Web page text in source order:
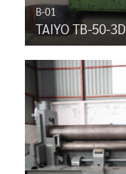
B-01
TAIYO TB-50-3D